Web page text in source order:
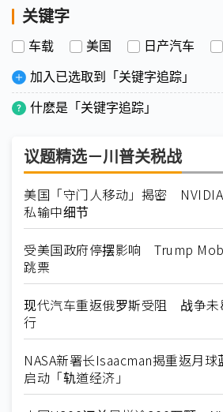
关键字
车载 美国 日产汽车
加入已选取到「关键字追踪」
什麽是「关键字追踪」
议题精选－川普关税战
美国「守门人移动」揭密
私输中细节
受美国政府停摆影响 Trump
跳票
现代汽车重返俄罗斯受阻 战争未
行
NASA新署长Isaacman揭重返月
启动「轨道经济」